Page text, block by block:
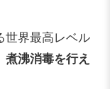
世界最高レベル
沸消毒を行え